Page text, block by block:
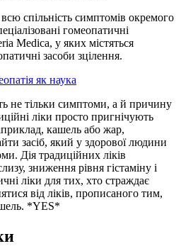
всю спільність симптомів окремого
гомеопатичні
Medica, у яких містяться
засоби зцілення.
не тільки симптоми, а й причину
ліки просто пригнічують
кашель або жар,
засіб, який у здорової людини
Дія традиційних ліків
зниження рівня гістаміну і
ліки для тих, хто страждає
від ліків, прописаного тим,
*YES*